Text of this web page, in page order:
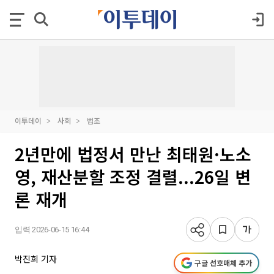
이투데이 사회 법조
2년만에 법정서 만난 최태원·노소
영, 재산분할 조정 결렬...26일 변
론 재개
입력 2026-06-15 16:44
박진희 기자 구글 선호매체 추가